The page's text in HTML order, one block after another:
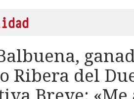
Ribera del